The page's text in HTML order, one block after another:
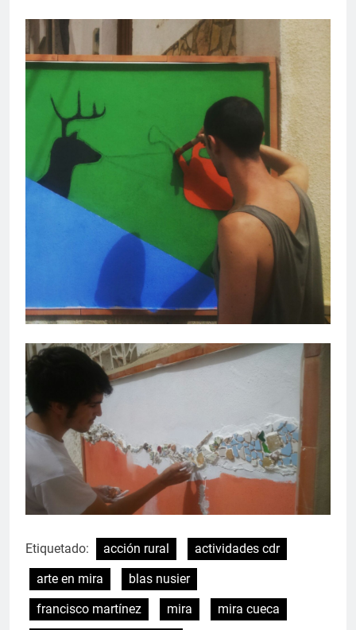
Etiquetado: acción rural
actividades cdr
arte en mira
blas nusier
francisco martínez
mira mira cueca